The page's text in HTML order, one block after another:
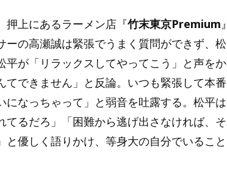
押上にあるラーメン店『竹末東京Premium 』
ーの高瀬誠は緊張でうまく質問ができず、松
が「リラックスしてやってこう」と声をか
できません」と反論。いつも緊張して本番
なっちゃって」と弱音を吐露する。松平は
てるだろ」「困難から逃げ出さなければ、そ
優しく語りかけ、等身大の自分でいること